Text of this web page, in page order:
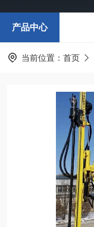
产品中心
当前位置： 首页